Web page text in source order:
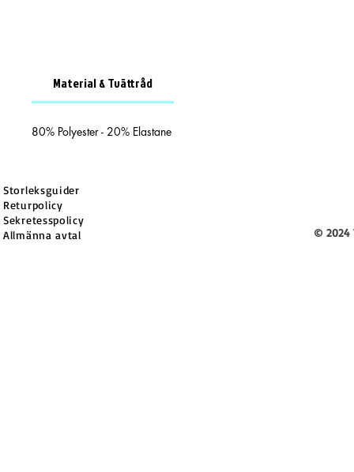
Material & Tvättråd
80% Polyester - 20% Elastane
Storleksguider
Returpolicy
Sekretesspolicy
Allmänna avtal
© 2024